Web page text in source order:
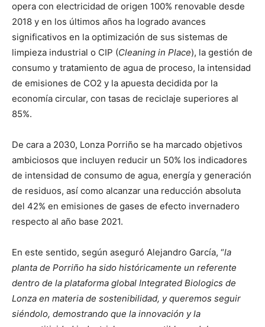
opera con electricidad de origen 100% renovable desde
2018 y en los últimos años ha logrado avances
significativos en la optimización de sus sistemas de
limpieza industrial o CIP (Cleaning in Place), la gestión de
consumo y tratamiento de agua de proceso, la intensidad
de emisiones de CO2 y la apuesta decidida por la
economía circular, con tasas de reciclaje superiores al
85%.
De cara a 2030, Lonza Porriño se ha marcado objetivos
ambiciosos que incluyen reducir un 50% los indicadores
de intensidad de consumo de agua, energía y generación
de residuos, así como alcanzar una reducción absoluta
del 42% en emisiones de gases de efecto invernadero
respecto al año base 2021.
En este sentido, según aseguró Alejandro García, “la
planta de Porriño ha sido históricamente un referente
dentro de la plataforma global Integrated Biologics de
Lonza en materia de sostenibilidad, y queremos seguir
siéndolo, demostrando que la innovación y la